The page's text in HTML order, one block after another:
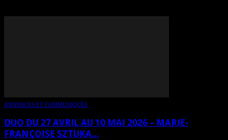
ANNONCES ET COMMUNIQUÉS
DUO DU 27 AVRIL AU 10 MAI 2026 – MARIE-
FRANÇOISE SZTUKA...